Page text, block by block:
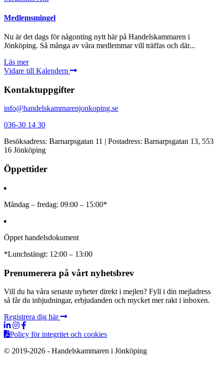
Medlemsmingel
Nu är det dags för någonting nytt här på Handelskammaren i
Jönköping. Så många av våra medlemmar vill träffas och där...
Läs mer
Vidare till Kalendern
Kontaktuppgifter
info@handelskammarenjonkoping.se
036-30 14 30
Besöksadress: Barnarpsgatan 11 | Postadress: Barnarpsgatan 13, 553
16 Jönköping
Öppettider
Måndag – fredag: 09:00 – 15:00*
Öppet handelsdokument
*Lunchstängt: 12:00 – 13:00
Prenumerera på vårt nyhetsbrev
Vill du ha våra senaste nyheter direkt i mejlen? Fyll i din mejladress
så får du inbjudningar, erbjudanden och mycket mer rakt i inboxen.
Registrera dig här
Policy för integritet och cookies
© 2019-2026 - Handelskammaren i Jönköping